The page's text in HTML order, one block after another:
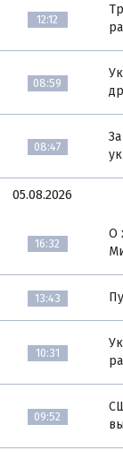
12:12
08:59
08:47
05.08.2026
16:32
О
13:43
10:31
09:52